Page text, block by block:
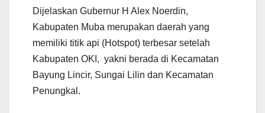
Dijelaskan Gubernur H Alex Noerdin,
Kabupaten Muba merupakan daerah yang
memiliki titik api (Hotspot) terbesar setelah
Kabupaten OKI, yakni berada di Kecamatan
Bayung Lincir, Sungai Lilin dan Kecamatan
Penungkal.